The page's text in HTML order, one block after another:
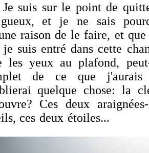
Je suis sur le point de
et je ne sais
raison de le faire, et
je suis entré dans cette
les yeux au plafond,
de ce que
quelque chose: la
Ces deux
ces deux étoiles...